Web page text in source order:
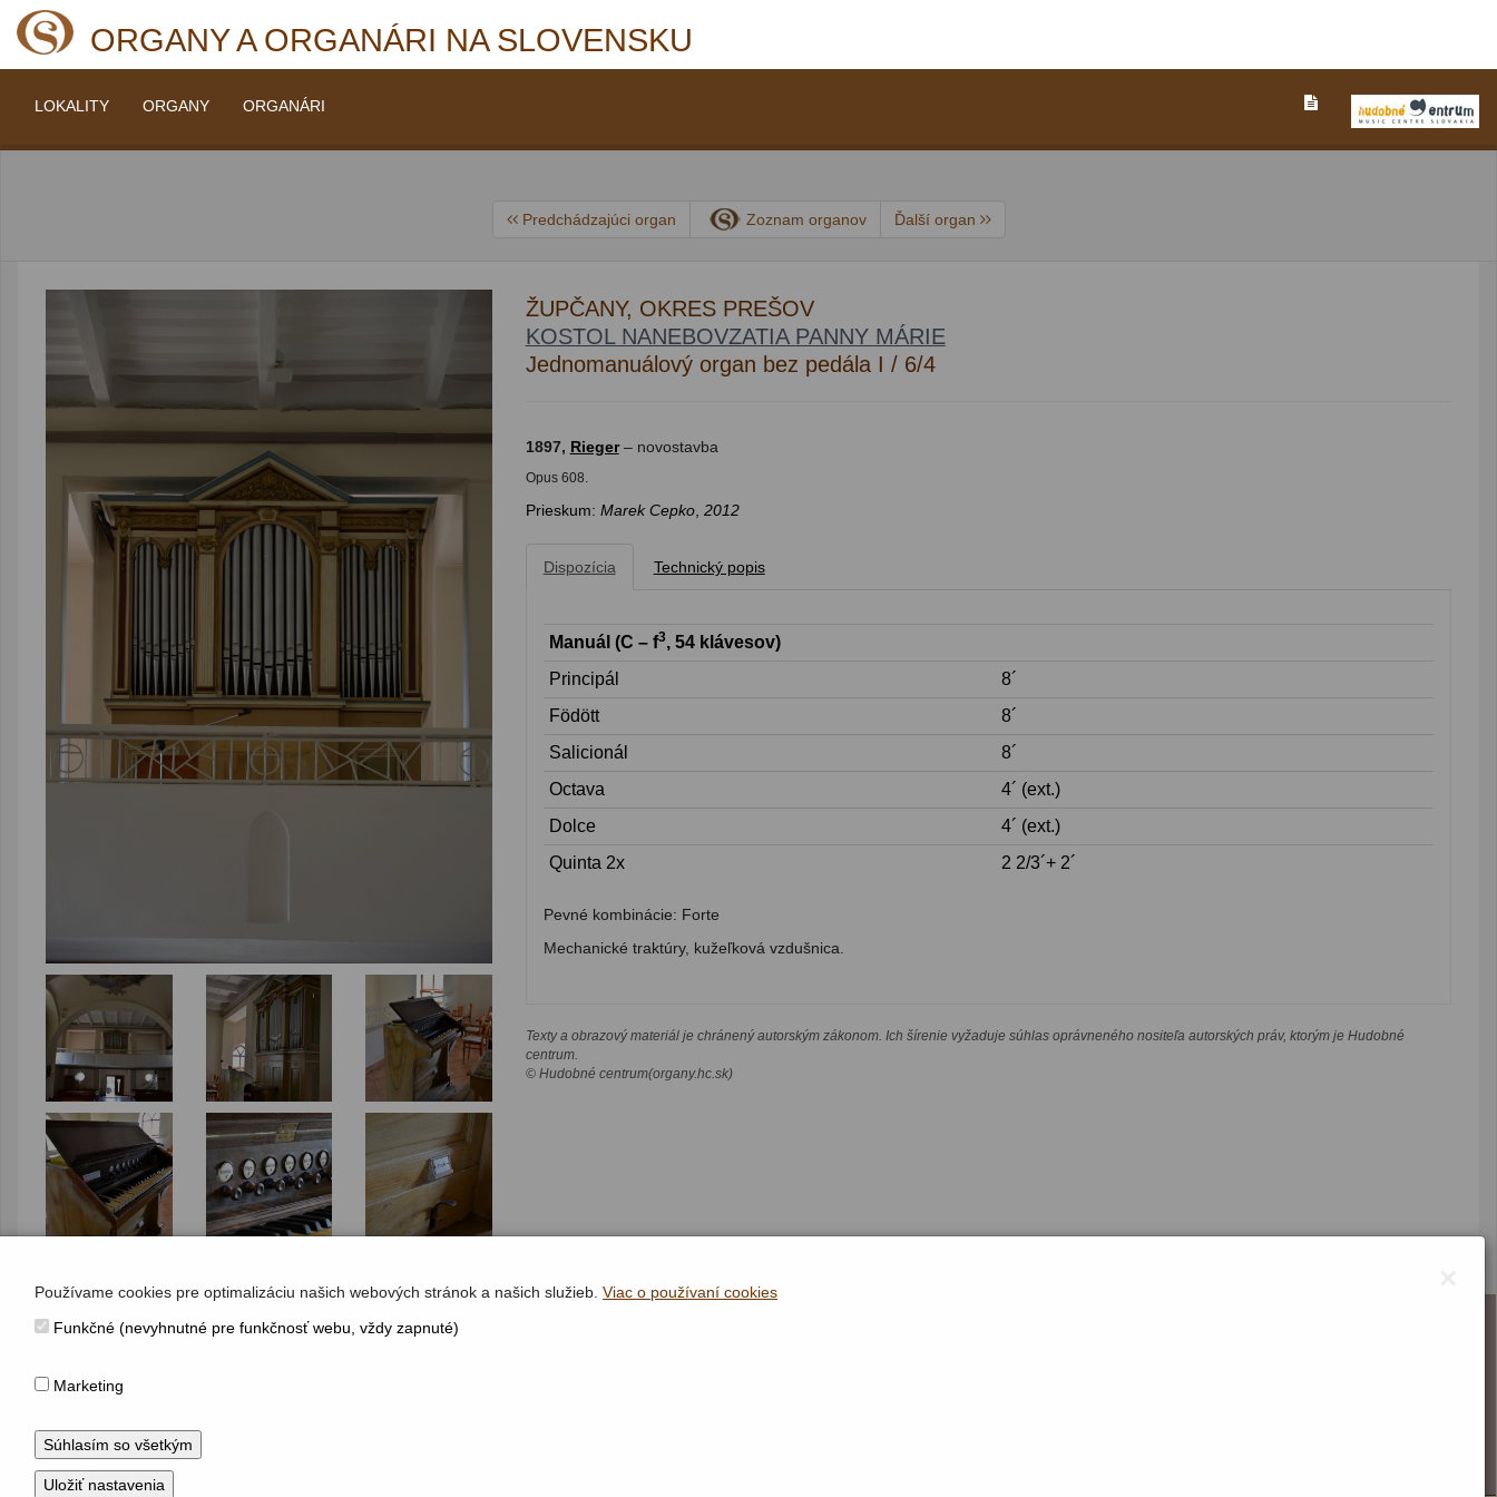
ORGANY A ORGANÁRI NA SLOVENSKU
LOKALITY ORGANY ORGANÁRI
Predchádzajúci organ Zoznam organov Ďalší organ
ŽUPČANY, OKRES PREŠOV
KOSTOL NANEBOVZATIA PANNY MÁRIE
Jednomanuálový organ bez pedála I / 6/4
1897, Rieger– novostavba
Opus 608.
Prieskum: Marek Cepko, 2012
Dispozícia Technický popis
Manuál (C – f3, 54 klávesov)
Principál
8´
Fӧdӧtt
8´
Salicionál
8´
Octava
4´ (ext.)
Dolce
4´ (ext.)
Quinta 2x
2 2/3´+ 2´
Pevné kombinácie: Forte
Mechanické traktúry, kužeľková vzdušnica.
Texty a obrazový materiál je chránený autorským zákonom. Ich šírenie vyžaduje súhlas oprávneného nositeľa autorských práv, ktorým je Hudobné
centrum.
© Hudobné centrum(organy.hc.sk)
KONTAKT
Hudobné centrum
+421 (2) 2047 0111, info@hc.sk
www.hc.sk
Používame cookies pre optimalizáciu našich webových stránok a našich služieb. Viac o používaní cookies
Funkčné (nevyhnutné pre funkčnosť webu, vždy zapnuté)
Marketing